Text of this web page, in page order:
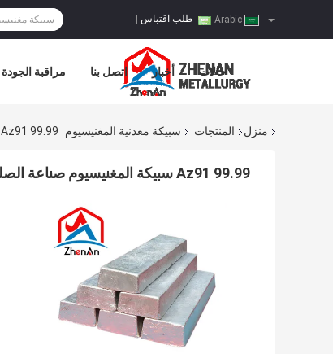
طلب اقتباس
مراقبة الجودة اتصل بنا أخبار حالات
منزل المنتجات سبيكة معدنية المغنيسيوم Az91 99.99 سبيكة المغنيسيوم صناعة الصلب
Az91 99.99 سبيكة المغنيسيوم صناعة الصلب